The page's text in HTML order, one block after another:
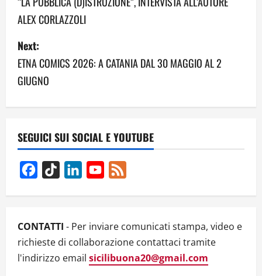
s
t
n
a
i
g
a
t
i
ALEX CORLAZZOLI
Next:
ETNA COMICS 2026: A CATANIA DAL 30 MAGGIO AL 2
GIUGNO
SEGUICI SUI SOCIAL E YOUTUBE
Facebook
TikTok LinkedInYouTube
CONTATTI - Per inviare comunicati stampa, video e
richieste di collaborazione contattaci tramite
l'indirizzo email sicilibuona20@gmail.com